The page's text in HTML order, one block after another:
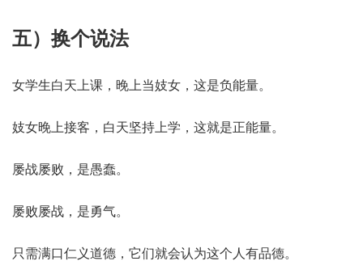
五）换个说法
女学生白天上课，晚上当妓女，这是负能量。
妓女晚上接客，白天坚持上学，这就是正能量。
屡战屡败，是愚蠢。
屡败屡战，是勇气。
只需满口仁义道德，它们就会认为这个人有品德。